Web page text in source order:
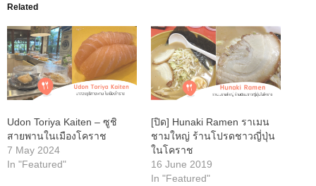
Related
Udon Toriya Kaiten – ซูชิ
สายพานในเมืองโคราช
7 May 2024
In "Featured"
[ปิด] Hunaki Ramen ราเมน
ชามใหญ่ ร้านโปรดชาวญี่ปุ่น
ในโคราช
16 June 2019
In "Featured"